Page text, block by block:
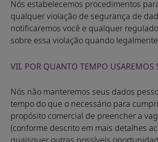
Nós estabelecemos procedimentos
qualquer violação de segurança de
notificaremos você e qualquer
sobre essa violação quando
VII. POR QUANTO TEMPO USAREMOS
Nós não manteremos seus dados
tempo do que o necessário para
propósito comercial de preencher a
(conforme descrito em mais detalhes